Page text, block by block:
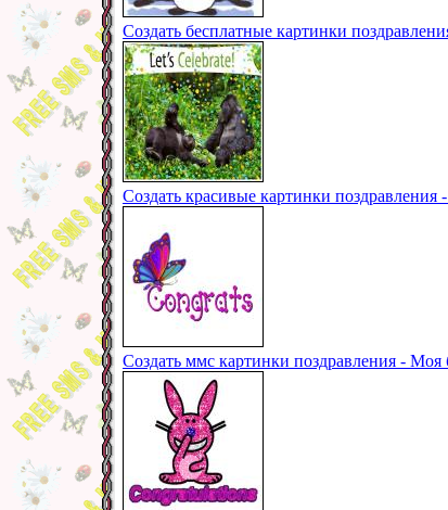
Создать бесплатные картинки
Создать красивые картинки поздравления
Создать ммс картинки поздравления - Моя